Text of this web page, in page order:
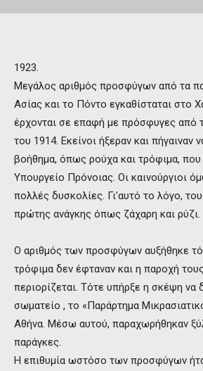
1923.
Μεγάλος αριθμός προσφύγων από τα
Ασίας και το Πόντο εγκαθίσταται στο
έρχονται σε επαφή με πρόσφυγες από
του 1914. Εκείνοι ήξεραν και πήγαιναν
βοήθημα, όπως ρούχα και τρόφιμα, που
Υπουργείο Πρόνοιας. Οι καινούργιοι
πολλές δυσκολίες. Γι’αυτό το λόγο,
πρώτης ανάγκης όπως ζάχαρη και ρύζι.
Ο αριθμός των προσφύγων αυξήθηκε
τρόφιμα δεν έφταναν και η παροχή
περιορίζεται. Τότε υπήρξε η σκέψη να
σωματείο , το «Παράρτημα
Αθήνα. Μέσω αυτού, παραχωρήθηκαν
παράγκες.
Η επιθυμία ωστόσο των προσφύγων